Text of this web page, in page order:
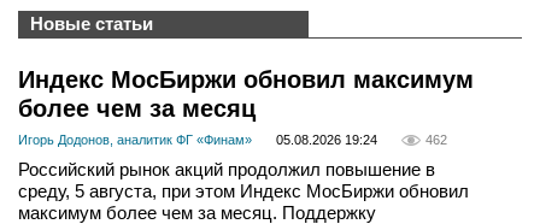
Новые статьи
Индекс МосБиржи обновил максимум
более чем за месяц
Игорь Додонов, аналитик ФГ «Финам» 05.08.2026 19:24 462
Российский рынок акций продолжил повышение в
среду, 5 августа, при этом Индекс МосБиржи обновил
максимум более чем за месяц. Поддержку